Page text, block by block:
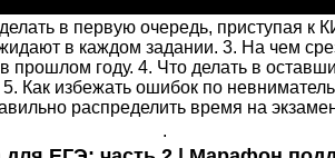
в первую очередь, приступая к
в каждом задании. 3. На чем
прошлом году. 4. Что делать в
Как избежать ошибок по
распределить время на
.